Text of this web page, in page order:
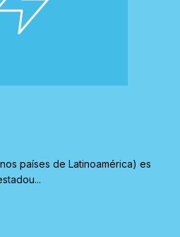
países de Latinoamérica) es